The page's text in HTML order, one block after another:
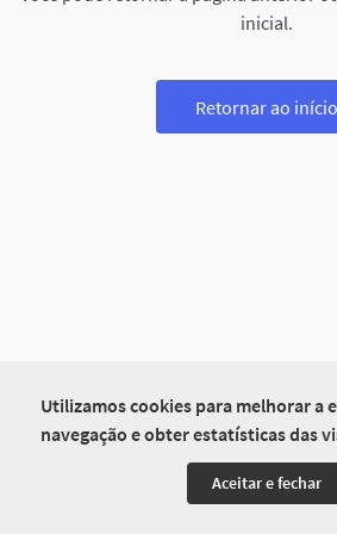
Utilizamos cookies para melhorar a
navegação e obter estatísticas das
Aceitar e fechar
inicial.
Retornar ao início